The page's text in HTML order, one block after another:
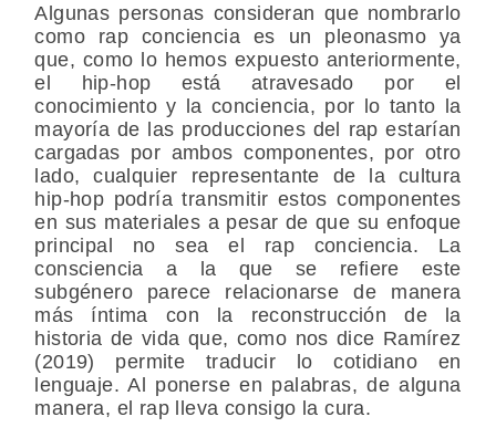
Algunas personas consideran que nombrarlo
como rap conciencia es un pleonasmo ya
que, como lo hemos expuesto anteriormente,
el hip-hop está atravesado por el
conocimiento y la conciencia, por lo tanto la
mayoría de las producciones del rap estarían
cargadas por ambos componentes, por otro
lado, cualquier representante de la cultura
hip-hop podría transmitir estos componentes
en sus materiales a pesar de que su enfoque
principal no sea el rap conciencia. La
consciencia a la que se refiere este
subgénero parece relacionarse de manera
más íntima con la reconstrucción de la
historia de vida que, como nos dice Ramírez
(2019) permite traducir lo cotidiano en
lenguaje. Al ponerse en palabras, de alguna
manera, el rap lleva consigo la cura.